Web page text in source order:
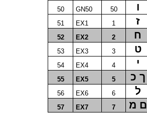
50
GN50 50 ו
51
EX1 1 ז
52
EX2 2 ח
53
EX3 3 ט
54
EX4 4 י
55
EX5 5 ך כ
56
EX6 6 ל
57
EX7 7 ם מ